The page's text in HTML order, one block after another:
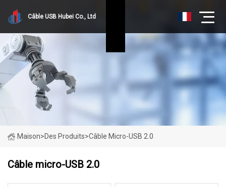
Câble USB Hubei Co., Ltd
Maison>Des Produits>Câble Micro-USB 2.0
Câble micro-USB 2.0